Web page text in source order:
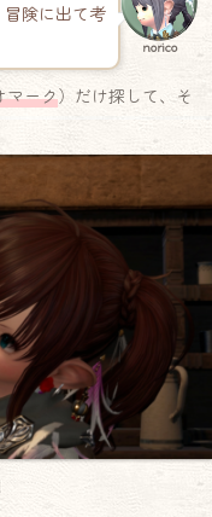
険に出て考
norico
マーク）だけ探して、そ